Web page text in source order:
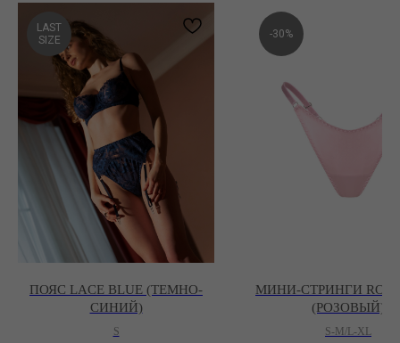
LAST
SIZE
ПОЯС LACE BLUE (ТЕМНО-
СИНИЙ)
S
-30%
МИНИ-СТРИНГИ ROSE
(РОЗОВЫЙ)
S-M/L-XL